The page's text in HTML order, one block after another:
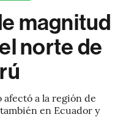
magnitud
norte de
a la región de
en Ecuador y